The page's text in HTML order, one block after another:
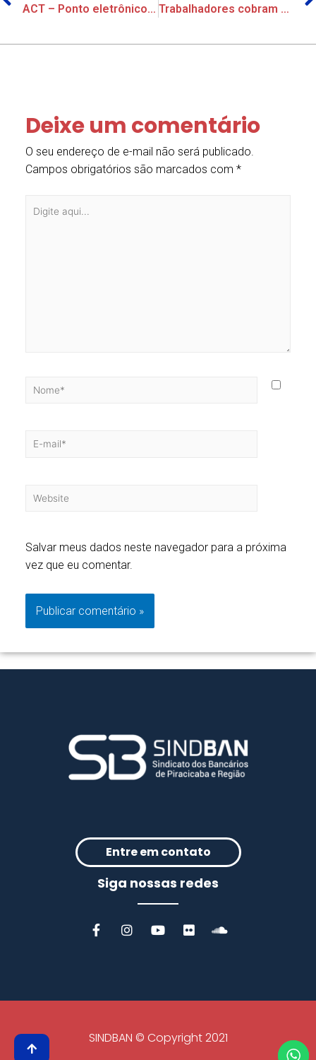
ACT – Ponto eletrônico 2021 – BANCO MERCANTIL DO BRASIL Trabalhadores cobram PLR e auxílio educacional do Mercantil do Brasil
Deixe um comentário
O seu endereço de e-mail não será publicado.
Campos obrigatórios são marcados com*
Salvar meus dados neste navegador para a próxima
vez que eu comentar.
Entre em contato
Siga nossas redes
SINDBAN © Copyright 2021